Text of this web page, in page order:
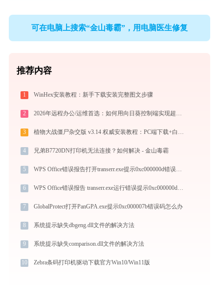
可在电脑上搜索“金山毒霸”，用电脑医生修复
推荐内容
1 WinHex安装教程：新手下载安装完整图文步骤
2 2026年远程办公/运维首选：如何用向日葵控制端实现超低延迟跨网控制与无人值守？
3 植物大战僵尸杂交版 v3.14 权威安装教程：PC端下载+白屏闪退完美解决
4 兄弟B7720DN打印机无法连接？如何解决 - 金山毒霸
5 WPS Office错误报告打开transerr.exe提示0xc000000d错误码怎么办
6 WPS Office错误报告 transerr.exe运行错误提示0xc000000d的解决办法
7 GlobalProtect打开PanGPA.exe提示0xc000007b错误码怎么办
8 系统提示缺失dbgeng.dll文件的解决方法
9 系统提示缺失comparison.dll文件的解决方法
10 Zebra条码打印机驱动下载官方Win10/Win11版